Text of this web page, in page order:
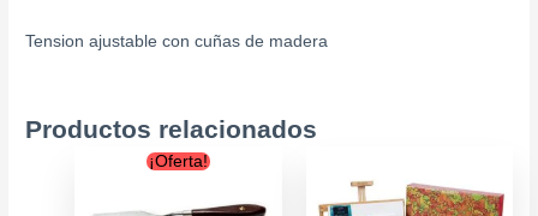
Tension ajustable con cuñas de madera
Productos relacionados
¡Oferta!
OriginalCurrent
is: